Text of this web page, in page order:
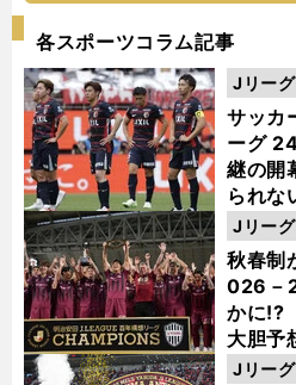
各スポーツコラム記事
サッカ
ーグ
継の開
られな
Jリーグ
秋春制
026－
かに!?
大胆予
Jリーグ
Jリーグ